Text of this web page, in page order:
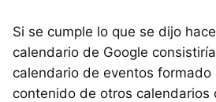
Si se cumple lo que se dijo
calendario de Google
calendario de eventos formado
contenido de otros calendarios